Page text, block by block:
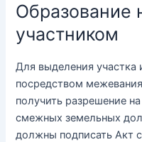
Образование
участником
Для выделения участка
посредством
получить разрешение
смежных земельных
должны подписать Акт